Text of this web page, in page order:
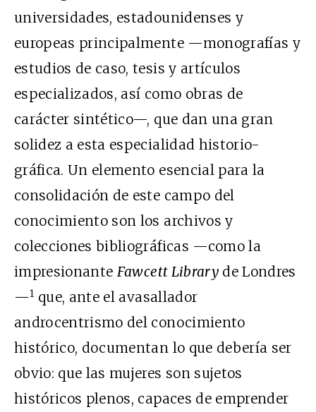
universidades, estadounidenses y
europeas principalmente —monografías y
estudios de caso, tesis y artículos
especializados, así como obras de
carácter sintético—, que dan una gran
solidez a esta especialidad historio-
gráfica. Un elemento esencial para la
consolidación de este campo del
conocimiento son los archivos y
colecciones bibliográficas —como la
impresionante Fawcett Libraryde Londres
—1 que, ante el avasallador
androcentrismo del conocimiento
histórico, documentan lo que debería ser
obvio: que las mujeres son sujetos
históricos plenos, capaces de emprender